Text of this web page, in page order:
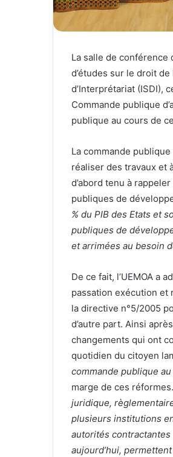
La salle de conférence
d’études sur le droit
d’Interprétariat (ISDI),
Commande publique
publique au cours de
La commande
réaliser des travaux et
d’abord tenu à
publiques de
% du PIB des Etats et
publiques de
et arrimées au besoin
De ce fait, l’UEMOA a
passation exécution et
la directive n°5/2005
d’autre part. Ainsi
changements qui ont
quotidien du citoyen
commande publique au
marge de ces
juridique,
plusieurs institutions
autorités
aujourd’hui,